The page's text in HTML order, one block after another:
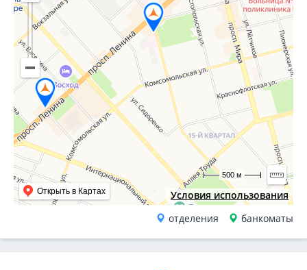
Условия использования
Открыть в Картах
500 м
отделения банкоматы